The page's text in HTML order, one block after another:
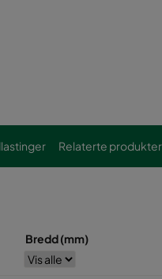
Relaterte produkter
Bredd (mm)